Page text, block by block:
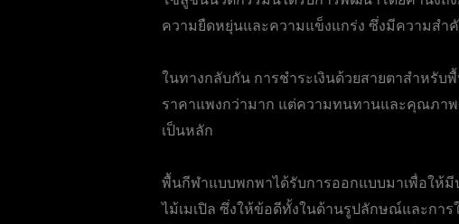
ความยืดหยุ่นและความแข็งแกร่ง ซึ่งมีความสำ
ในทางกลับกัน การชำระเงินด้วยสายตาสำหรั
ราคาแพงกว่ามาก แต่ความทนทานและคุณภา
เป็นหลัก
พื้นกีฬาแบบพกพาได้รับการออกแบบมาเพื่อให้มี
ไม้เมเปิล ซึ่งให้ข้อดีทั้งในด้านรูปลักษณ์และกา